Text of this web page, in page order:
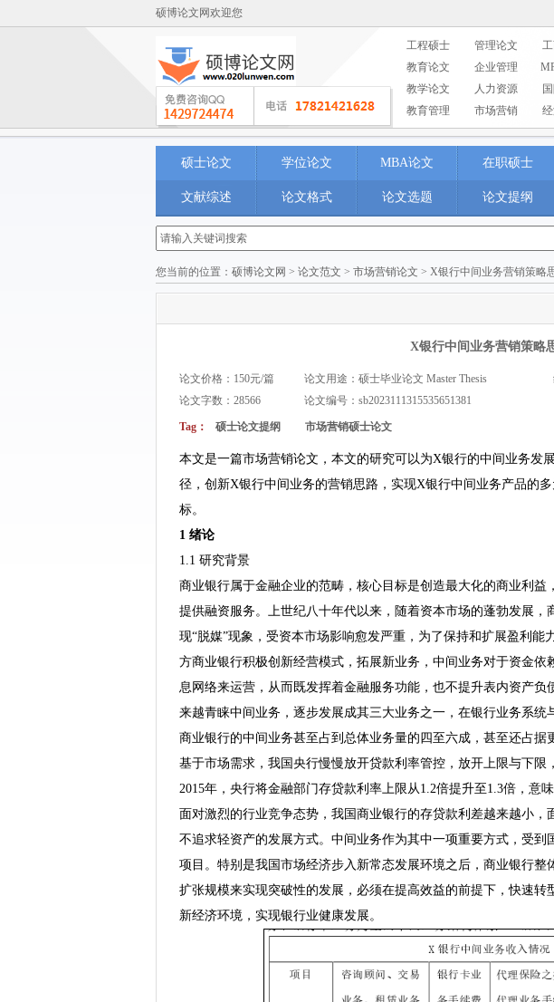
硕博论文网欢迎您
工程硕士 管理论文
教育论文
企业管理
教学论文
人力资源
教育管理
市场营销
硕士论文 学位论文 MBA论文 在职硕士
文献综述 论文格式 论文选题 论文提纲
您当前的位置： 硕博论文网 > 论文范文 > 市场营销论文 > X银行中间业务营销策略
X银行中间业务营销策略
论文价格：150元/篇 论文用途：硕士毕业论文 Master Thesis
论文字数：28566
论文编号： sb2023111315535651381
Tag： 硕士论文提纲 市场营销硕士论文
本文是一篇市场营销论文，本文的研究可以为X银行的中间业务发
径，创新X银行中间业务的营销思路，实现X银行中间业务产品的
标。
1 绪论
1.1 研究背景
商业银行属于金融企业的范畴，核心目标是创造最大化的商业利
提供融资服务。上世纪八十年代以来，随着资本市场的蓬勃发展，
现“脱媒”现象，受资本市场影响愈发严重，为了保持和扩展盈利
方商业银行积极创新经营模式，拓展新业务，中间业务对于资金
息网络来运营，从而既发挥着金融服务功能，也不提升表内资产
来越青睐中间业务，逐步发展成其三大业务之一，在银行业务系
商业银行的中间业务甚至占到总体业务量的四至六成，甚至还占据
基于市场需求，我国央行慢慢放开贷款利率管控，放开上限与下限
2015年，央行将金融部门存贷款利率上限从1.2倍提升至1.3倍，意
面对激烈的行业竞争态势，我国商业银行的存贷款利差越来越小
不追求轻资产的发展方式。中间业务作为其中一项重要方式，受
项目。特别是我国市场经济步入新常态发展环境之后，商业银行
扩张规模来实现突破性的发展，必须在提高效益的前提下，快速
新经济环境，实现银行业健康发展。